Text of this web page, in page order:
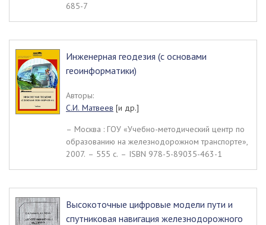
685-7
Инженерная геодезия (с основами
геоинформатики)
Авторы:
С.И. Матвеев [и др.]
– Москва : ГОУ «Учебно-методический центр по
образованию на железнодорожном транспорте»,
2007. – 555 c. – ISBN 978-5-89035-463-1
Высокоточные цифровые модели пути и
спутниковая навигация железнодорожного